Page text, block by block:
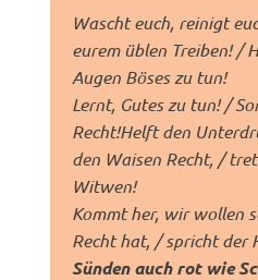
Wascht euch, reinigt
eurem üblen Treiben! /
Augen Böses zu tun!
Lernt, Gutes zu tun! /
Recht!Helft den
den Waisen Recht, /
Witwen!
Kommt her, wir wollen
Recht hat, / spricht der
Sünden auch rot wie